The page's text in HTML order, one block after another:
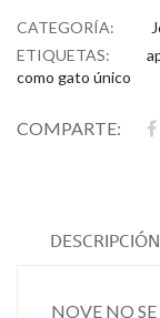
CATEGORÍA:
ETIQUETAS:
como gato único
COMPARTE:
DESCRIPCIÓN
NOVE NO